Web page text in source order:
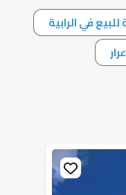
في الرابية